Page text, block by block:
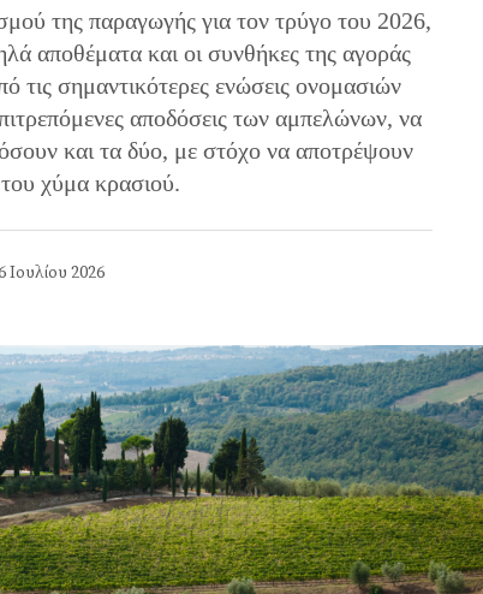
της παραγωγής για τον τρύγο του 2026,
αποθέματα και οι συνθήκες της αγοράς
τις σημαντικότερες ενώσεις ονομασιών
αποδόσεις των αμπελώνων, να
και τα δύο, με στόχο να αποτρέψουν
χύμα κρασιού.
Ιουλίου 2026